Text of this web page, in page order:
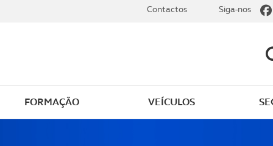
FORMAÇÃO VEÍCULOS
Contactos Siga-nos